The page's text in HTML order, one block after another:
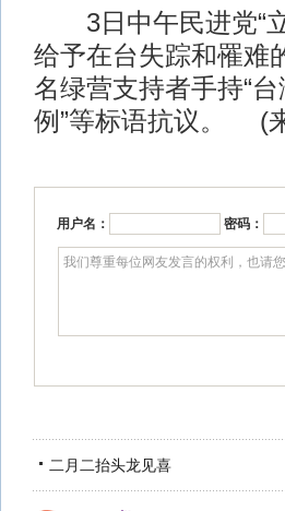
3日中午民进党“立
给予在台失踪和罹难
名绿营支持者手持“
例”等标语抗议。 (
用户名： 密码：
二月二抬头龙见喜